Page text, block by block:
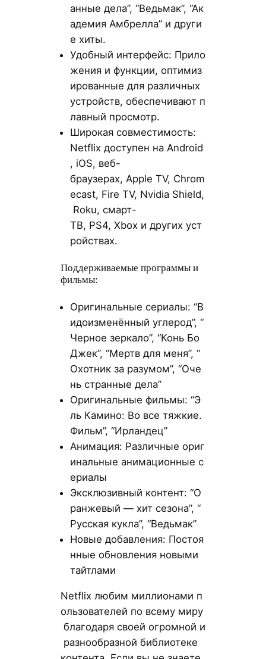
анные дела”, “Ведьмак”, “Ак
адемия Амбрелла” и други
е хиты.
Удобный интерфейс: Прило
жения и функции, оптимиз
ированные для различных
устройств, обеспечивают п
лавный просмотр.
Широкая совместимость:
Netflix доступен на Android
, iOS, веб-
браузерах, Apple TV, Chrom
ecast, Fire TV, Nvidia Shield,
Roku, смарт-
ТВ, PS4, Xbox и других уст
ройствах.
Поддерживаемые программы и
фильмы:
Оригинальные сериалы: “В
идоизменённый углерод”, “
Черное зеркало”, “Конь Бо
Джек”, “Мертв для меня”, “
Охотник за разумом”, “Оче
нь странные дела”
Оригинальные фильмы: “Э
ль Камино: Во все тяжкие.
Фильм”, “Ирландец”
Анимация: Различные ориг
инальные анимационные с
ериалы
Эксклюзивный контент: “О
ранжевый — хит сезона”, “
Русская кукла”, “Ведьмак”
Новые добавления: Постоя
нные обновления новыми
тайтлами
Netflix любим миллионами п
ользователей по всему миру
благодаря своей огромной и
разнообразной библиотеке